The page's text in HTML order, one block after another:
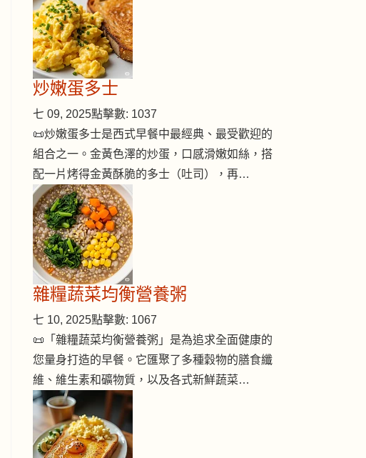
炒嫩蛋多士
七 09, 2025點擊數: 1037
📜炒嫩蛋多士是西式早餐中最經典、最受歡迎的
組合之一。金黃色澤的炒蛋，口感滑嫩如絲，搭
配一片烤得金黃酥脆的多士（吐司），再…
雜糧蔬菜均衡營養粥
七 10, 2025點擊數: 1067
📜「雜糧蔬菜均衡營養粥」是為追求全面健康的
您量身打造的早餐。它匯聚了多種穀物的膳食纖
維、維生素和礦物質，以及各式新鮮蔬菜…